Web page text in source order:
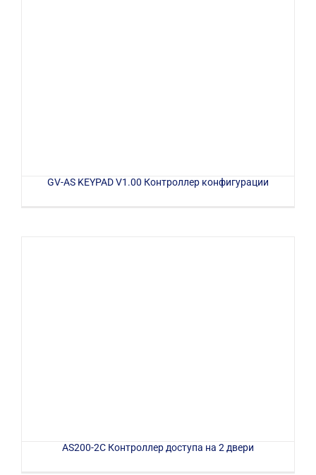
GV-AS KEYPAD V1.00 Контроллер конфигурации
AS200-2C Контроллер доступа на 2 двери